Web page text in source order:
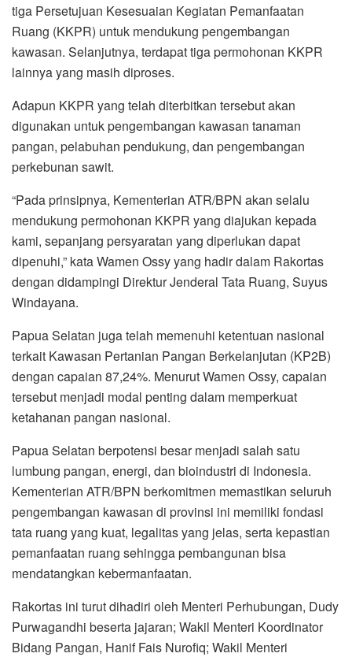
tiga Persetujuan Kesesuaian Kegiatan Pemanfaatan
Ruang (KKPR) untuk mendukung pengembangan
kawasan. Selanjutnya, terdapat tiga permohonan KKPR
lainnya yang masih diproses.
Adapun KKPR yang telah diterbitkan tersebut akan
digunakan untuk pengembangan kawasan tanaman
pangan, pelabuhan pendukung, dan pengembangan
perkebunan sawit.
“Pada prinsipnya, Kementerian ATR/BPN akan selalu
mendukung permohonan KKPR yang diajukan kepada
kami, sepanjang persyaratan yang diperlukan dapat
dipenuhi,” kata Wamen Ossy yang hadir dalam Rakortas
dengan didampingi Direktur Jenderal Tata Ruang, Suyus
Windayana.
Papua Selatan juga telah memenuhi ketentuan nasional
terkait Kawasan Pertanian Pangan Berkelanjutan (KP2B)
dengan capaian 87,24%. Menurut Wamen Ossy, capaian
tersebut menjadi modal penting dalam memperkuat
ketahanan pangan nasional.
Papua Selatan berpotensi besar menjadi salah satu
lumbung pangan, energi, dan bioindustri di Indonesia.
Kementerian ATR/BPN berkomitmen memastikan seluruh
pengembangan kawasan di provinsi ini memiliki fondasi
tata ruang yang kuat, legalitas yang jelas, serta kepastian
pemanfaatan ruang sehingga pembangunan bisa
mendatangkan kebermanfaatan.
Rakortas ini turut dihadiri oleh Menteri Perhubungan, Dudy
Purwagandhi beserta jajaran; Wakil Menteri Koordinator
Bidang Pangan, Hanif Fais Nurofiq; Wakil Menteri